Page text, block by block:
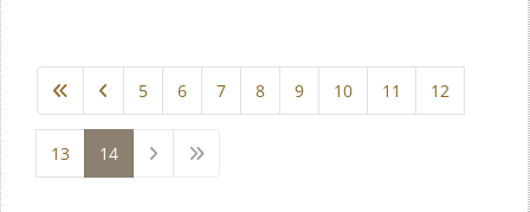
5 6 7 8 9 10 11 12
13 14